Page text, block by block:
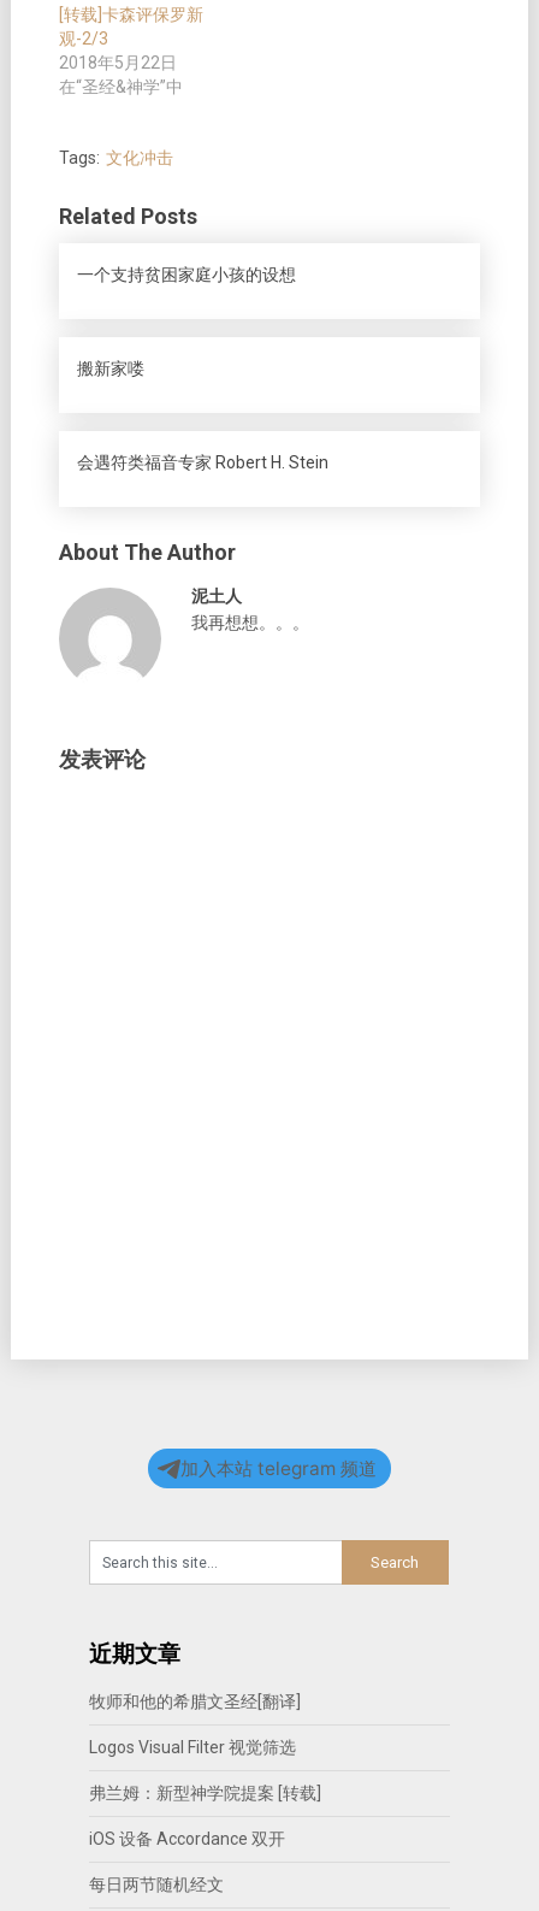
[转载]卡森评保罗新
观-2/3
2018年5月22日
在“圣经&神学”中
Tags: 文化冲击
Related Posts
一个支持贫困家庭小孩的设想
搬新家喽
会遇符类福音专家 Robert H. Stein
About The Author
泥土人
我再想想。。。
发表评论
加入本站 telegram 频道
近期文章
牧师和他的希腊文圣经[翻译]
Logos Visual Filter 视觉筛选
弗兰姆：新型神学院提案 [转载]
iOS 设备 Accordance 双开
每日两节随机经文